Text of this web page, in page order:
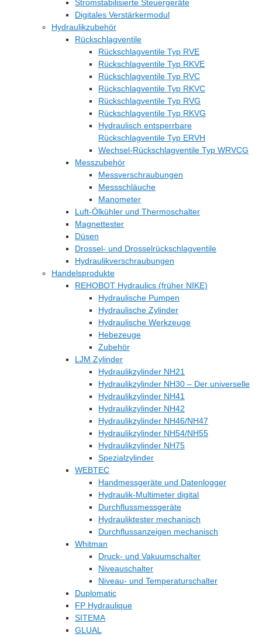
Stromstabilisierte Steuergeräte
Digitales Verstärkermodul
Hydraulikzubehör
Rückschlagventile
Rückschlagventile Typ RVE
Rückschlagventile Typ RKVE
Rückschlagventile Typ RVC
Rückschlagventile Typ RKVC
Rückschlagventile Typ RVG
Rückschlagventile Typ RKVG
Hydraulisch entsperrbare
Rückschlagventile Typ ERVH
Wechsel-Rückschlagventile Typ WRVCG
Messzubehör
Messverschraubungen
Messschläuche
Manometer
Luft-Ölkühler und Thermoschalter
Magnettester
Düsen
Drossel- und Drosselrückschlagventile
Hydraulikverschraubungen
Handelsprodukte
REHOBOT Hydraulics (früher NIKE)
Hydraulische Pumpen
Hydraulische Zylinder
Hydraulische Werkzeuge
Hebezeuge
Zubehör
LJM Zylinder
Hydraulikzylinder NH21
Hydraulikzylinder NH30 – Der universelle
Hydraulikzylinder NH41
Hydraulikzylinder NH42
Hydraulikzylinder NH46/NH47
Hydraulikzylinder NH54/NH55
Hydraulikzylinder NH75
Spezialzylinder
WEBTEC
Handmessgeräte und Datenlogger
Hydraulik-Multimeter digital
Durchflussmessgeräte
Hydrauliktester mechanisch
Durchflussanzeigen mechanisch
Whitman
Druck- und Vakuumschalter
Niveauschalter
Niveau- und Temperaturschalter
Duplomatic
FP Hydraulique
SITEMA
GLUAL